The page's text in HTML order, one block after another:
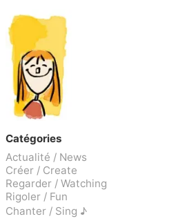
Catégories
Actualité / News
Créer / Create
Regarder / Watching
Rigoler / Fun
Chanter / Sing ♪